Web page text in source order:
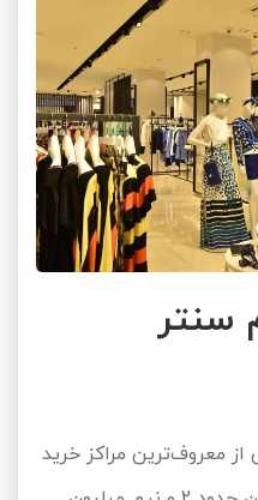
سنتر
از معروف‌ترین مراکز خرید